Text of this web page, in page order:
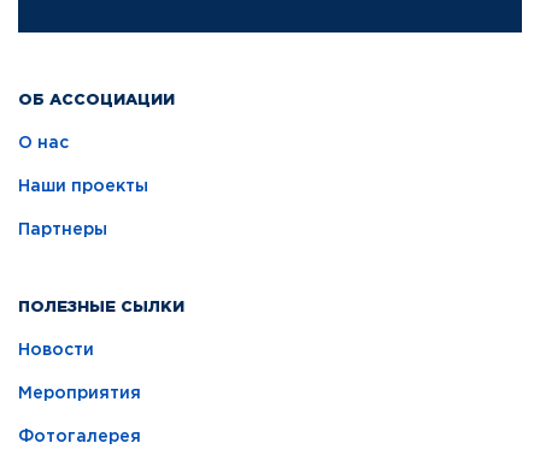
ОБ АССОЦИАЦИИ
О нас
Наши проекты
Партнеры
ПОЛЕЗНЫЕ СЫЛКИ
Новости
Мероприятия
Фотогалерея